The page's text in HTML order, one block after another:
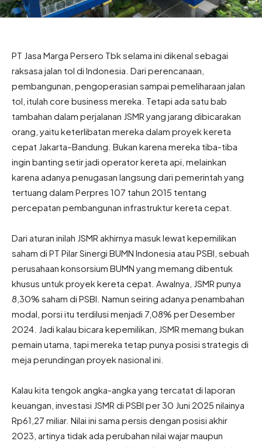
PT Jasa Marga Persero Tbk selama ini dikenal sebagai
raksasa jalan tol di Indonesia. Dari perencanaan,
pembangunan, pengoperasian sampai pemeliharaan jalan
tol, itulah core business mereka. Tetapi ada satu bab
tambahan dalam perjalanan JSMR yang jarang dibicarakan
orang, yaitu keterlibatan mereka dalam proyek kereta
cepat Jakarta–Bandung. Bukan karena mereka tiba-tiba
ingin banting setir jadi operator kereta api, melainkan
karena adanya penugasan langsung dari pemerintah yang
tertuang dalam Perpres 107 tahun 2015 tentang
percepatan pembangunan infrastruktur kereta cepat.
Dari aturan inilah JSMR akhirnya masuk lewat kepemilikan
saham di PT Pilar Sinergi BUMN Indonesia atau PSBI, sebuah
perusahaan konsorsium BUMN yang memang dibentuk
khusus untuk proyek kereta cepat. Awalnya, JSMR punya
8,30% saham di PSBI. Namun seiring adanya penambahan
modal, porsi itu terdilusi menjadi 7,08% per Desember
2024. Jadi kalau bicara kepemilikan, JSMR memang bukan
pemain utama, tapi mereka tetap punya posisi strategis di
meja perundingan proyek nasional ini.
Kalau kita tengok angka-angka yang tercatat di laporan
keuangan, investasi JSMR di PSBI per 30 Juni 2025 nilainya
Rp61,27 miliar. Nilai ini sama persis dengan posisi akhir
2023, artinya tidak ada perubahan nilai wajar maupun